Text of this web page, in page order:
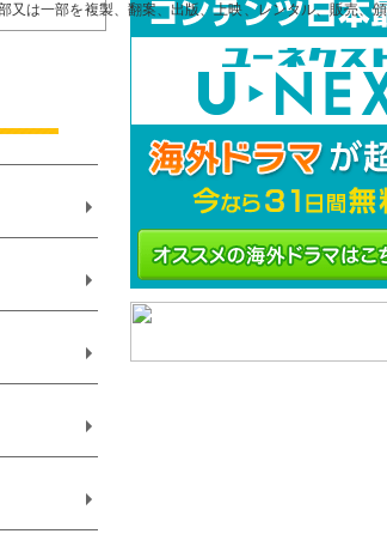
又は一部を複製、翻案、出版、上映、レンタル、販売、